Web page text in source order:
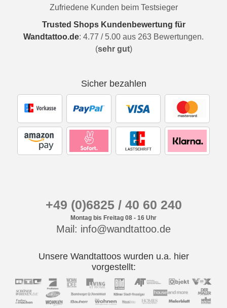
Zufriedene Kunden beim Testsieger
Trusted Shops Kundenbewertung für
Wandtattoo.de: 4.77 / 5.00 aus 263 Bewertungen.
(sehr gut)
Sicher bezahlen
+49 (0)6825 / 40 60 240
Montag bis Freitag 08 - 16 Uhr
Mail: info@wandtattoo.de
Unsere Wandtattoos wurden u.a. hier
vorgestellt: